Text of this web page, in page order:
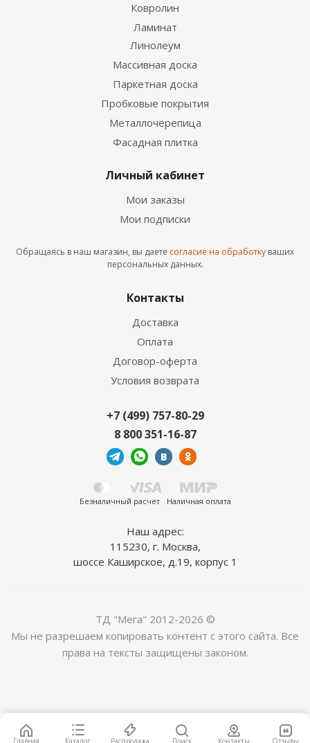
Ковролин
Ламинат
Линолеум
Массивная доска
Паркетная доска
Пробковые покрытия
Металлочерепица
Фасадная плитка
Личный кабинет
Мои заказы
Мои подписки
Обращаясь в наш магазин, вы даете согласие на обработку ваших
персональных данных.
Контакты
Доставка
Оплата
Договор-оферта
Условия возврата
+7 (499) 757-80-29
8 800 351-16-87
Безналичный расчет Наличная оплата
Наш адрес:
115230, г. Москва,
шоссе Каширское, д.19, корпус 1
ТД "Мега" 2012-2026 ©
Мы не разрешаем копировать контент с этого сайта. Все
права на тексты защищены законом.
Главная Каталог Распродажа Поиск Контакты Отзывы